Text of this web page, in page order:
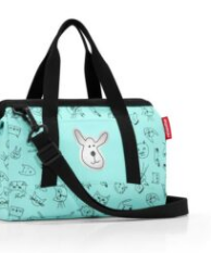
572 Kč.